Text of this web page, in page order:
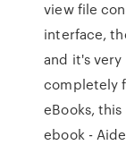
view file
interface,
and it's very
completely
eBooks,
ebook -